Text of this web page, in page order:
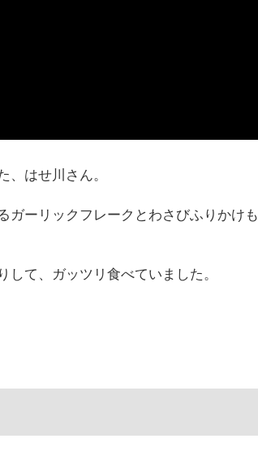
はせ川さん。
ガーリックフレークとわさびふりかけも
て、ガッツリ食べていました。